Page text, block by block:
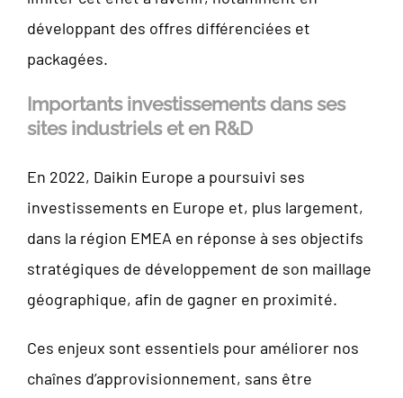
développant des offres différenciées et
packagées.
Importants investissements dans ses
sites industriels et en R&D
En 2022, Daikin Europe a poursuivi ses
investissements en Europe et, plus largement,
dans la région EMEA en réponse à ses objectifs
stratégiques de développement de son maillage
géographique, afin de gagner en proximité.
Ces enjeux sont essentiels pour améliorer nos
chaînes d’approvisionnement, sans être